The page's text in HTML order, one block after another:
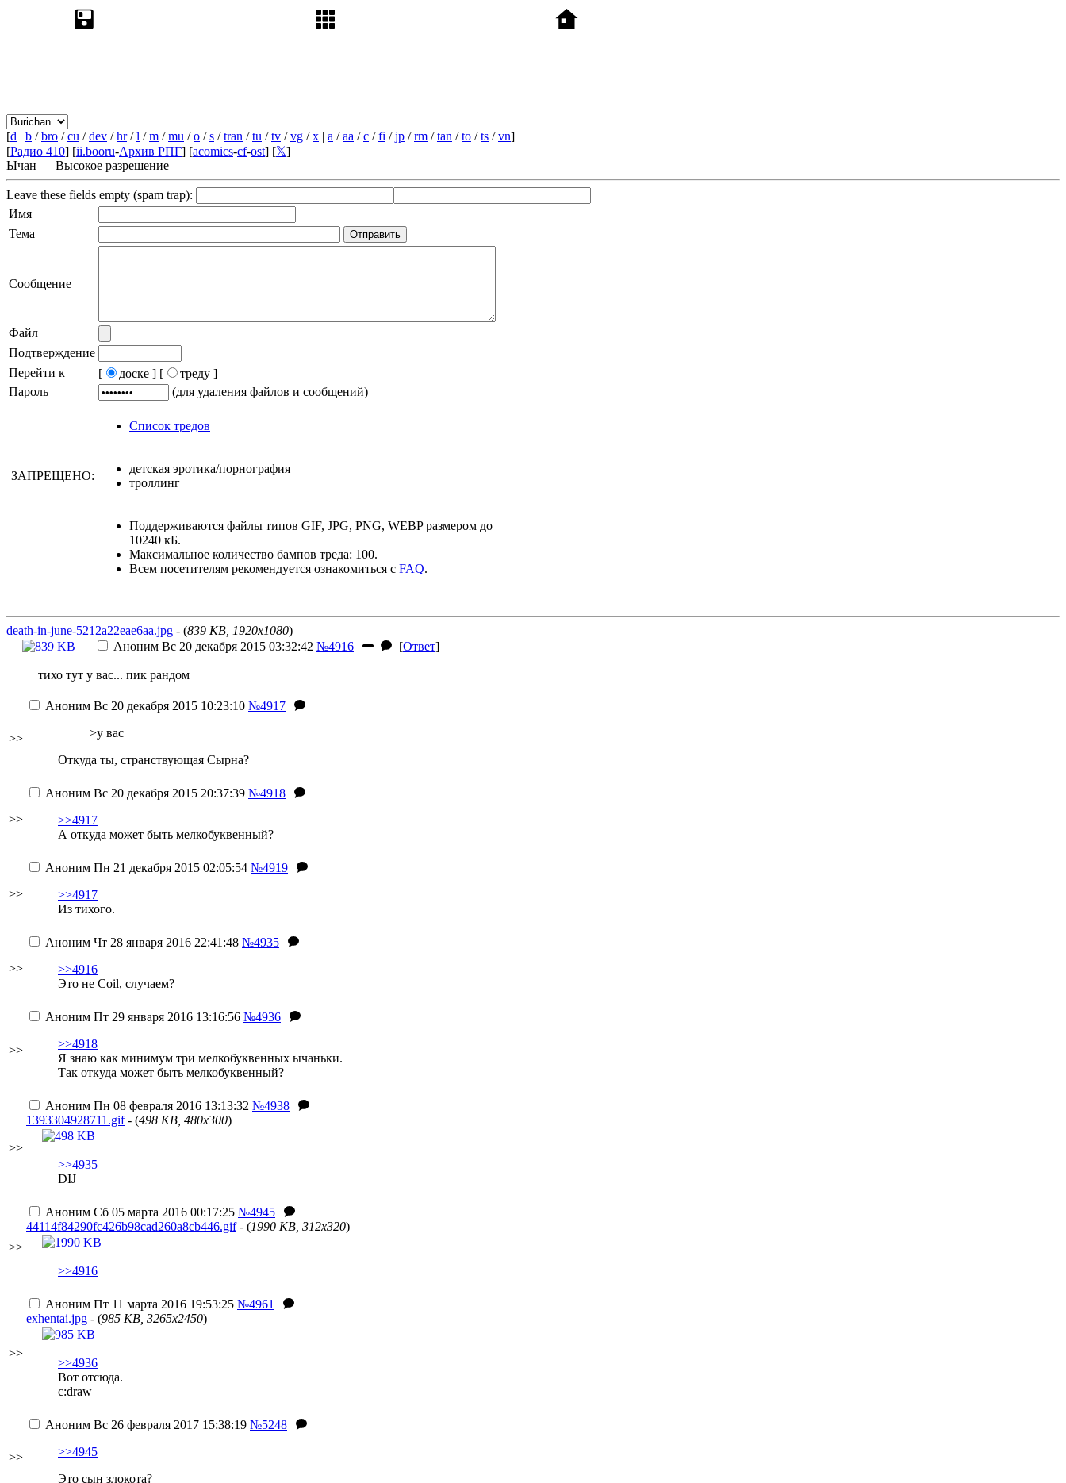
[d | b /bro /cu /dev /hr/l /m /mu /o /s /tran /tu /tv /vg /x | a /aa /c /fi /jp /rm /tan /to /ts /vn]
[Радио 410] [ii.booru-Архив РПГ] [acomics-cf-ost] [𝕏]
Ычан — Высокое разрешение
Leave these fields empty (spam trap):
Имя
Тема
Сообщение
Файл
Подтверждение
Перейти к
[ доске ] [
треду ]
Пароль
(для удаления файлов и сообщений)
Список тредов
ЗАПРЕЩЕНО:
детская эротика/порнография
троллинг
Поддерживаются файлы типов GIF, JPG, PNG, WEBP размером до
10240 кБ.
Максимальное количество бампов треда: 100.
Всем посетителям рекомендуется ознакомиться с FAQ.
death-in-june-5212a22eae6aa.jpg - (839 KB, 1920x1080)
Аноним Вс 20 декабря 2015 03:32:42 №4916 [Ответ]
тихо тут у вас... пик рандом
>>
Аноним Вс 20 декабря 2015 10:23:10 №4917
>у вас
Откуда ты, странствующая Сырна?
>>
Аноним Вс 20 декабря 2015 20:37:39 №4918
>>4917
А откуда может быть мелкобуквенный?
>>
Аноним Пн 21 декабря 2015 02:05:54 №4919
>>4917
Из тихого.
>>
Аноним Чт 28 января 2016 22:41:48 №4935
>>4916
Это не Coil, случаем?
>>
Аноним Пт 29 января 2016 13:16:56 №4936
>>4918
Я знаю как минимум три мелкобуквенных ычаньки.
Так откуда может быть мелкобуквенный?
>>
Аноним Пн 08 февраля 2016 13:13:32 №4938
1393304928711.gif- (498 KB, 480x300)
>>4935
DIJ
>>
Аноним Сб 05 марта 2016 00:17:25 №4945
44114f84290fc426b98cad260a8cb446.gif- (1990 KB, 312x320)
>>4916
>>
Аноним Пт 11 марта 2016 19:53:25 №4961
exhentai.jpg - (985 KB, 3265x2450)
>>4936
Вот отсюда.
c:draw
>>
Аноним Вс 26 февраля 2017 15:38:19 №5248
>>4945
Это сын злокота?